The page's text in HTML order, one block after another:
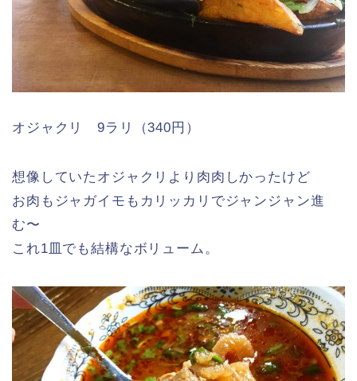
オジャクリ 9ラリ（340円）
想像していたオジャクリより肉肉しかったけど
お肉もジャガイモもカリッカリでジャンジャン進
む〜
これ1皿でも結構なボリューム。